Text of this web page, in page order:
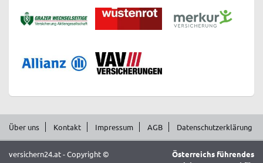
Über uns Kontakt Impressum AGB Datenschutzerklärung
versichern24.at - Copyright ©
Österreichs führendes